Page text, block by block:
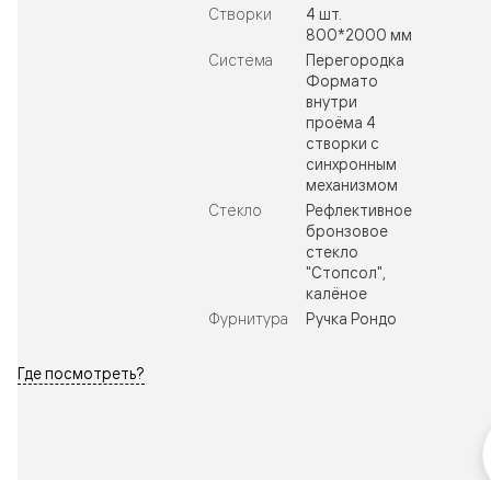
Створки
4 шт.
800*2000 мм
Система
Перегородка
Формато
внутри
проёма 4
створки с
синхронным
механизмом
Стекло
Рефлективное
бронзовое
стекло
"Стопсол",
калёное
Фурнитура
Ручка Рондо
Где посмотреть?